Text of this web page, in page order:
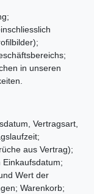
in unseren
Vertragsart,
aus Vertrag);
Wert der
Warenkorb;